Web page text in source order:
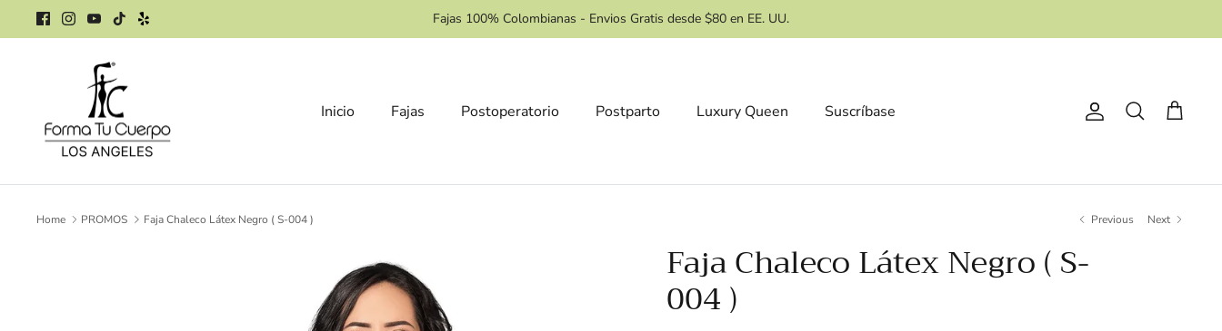
Fajas 100% Colombianas - Envios Gratis desde $80 en EE. UU.
Inicio Fajas Postoperatorio Postparto Luxury Queen Suscríbase Account
Search Cart
Home PROMOS Faja Chaleco Látex Negro ( S-004 ) Previous Next
Faja Chaleco Látex Negro ( S-
004 )